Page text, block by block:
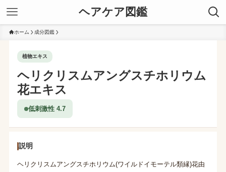
ヘアケア図鑑
ホーム 成分図鑑
植物エキス
ヘリクリスムアングスチホリウム
花エキス
低刺激性 4.7
説明
ヘリクリスムアングスチホリウム(ワイルドイモーテル類縁)花由